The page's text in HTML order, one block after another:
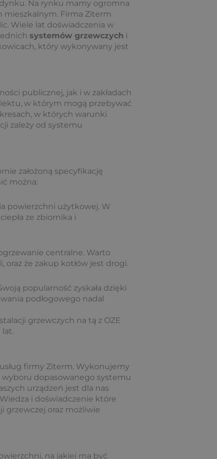
Na rynku mamy ogromna
Firma Ziterm
Wiele lat doświadczenia w
systemów grzewczych i
który wykonywany jest
publicznej, jak i w zakładach
w którym mogą przebywać
w których warunki
zależy od systemu
założoną specyfikację
można:
powierzchni użytkowej. W
ze zbiornika i
centralne. Warto
że zakup kotłów jest drogi.
popularność zyskała dzięki
podłogowego nadal
grzewczych na tą z OZE
lat.
firmy Ziterm. Wykonujemy
wyboru dopasowanego systemu
urządzeń jest dla nas
i doświadczenie które
grzewczej oraz możliwie
na jakiej ma być